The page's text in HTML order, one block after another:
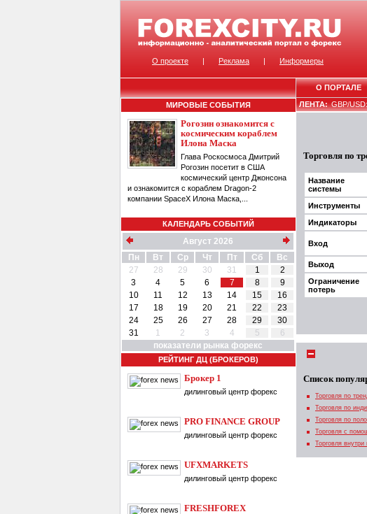
МИРОВЫЕ СОБЫТИЯ
Рогозин ознакомится с
космическим кораблем
Илона Маска
Глава Роскосмоса Дмитрий
Рогозин посетит в США
космический центр Джонсона
и ознакомится с кораблем Dragon-2
компании SpaceX Илона Маска,...
КАЛЕНДАРЬ СОБЫТИЙ
Август 2026
Пн
Вт Ср Чт Пт Сб
Вс
27
28 29 30 31 1
2
3
4 5 6 7 8
9
10
11 12 13 14 15
16
17
18 19 20 21 22
23
24
25 26 27 28 29
30
31
1 2 3 4 5
6
показатели рынка форекс
РЕЙТИНГ ДЦ (БРОКЕРОВ)
Брокер 1
дилинговый центр форекс
PRO FINANCE GROUP
дилинговый центр форекс
UFXMARKETS
дилинговый центр форекс
FRESHFOREX
ЛЕНТА:GBP/
Торговля по
Название
системы
Инструменты
Индикаторы
Вход
Выход
Ограничение
потерь
Список
Торговля по
Торговля по
Торговля по
Торговля с
Торговля внутри
О проекте | Реклама | Информеры
О ПОРТАЛЕ